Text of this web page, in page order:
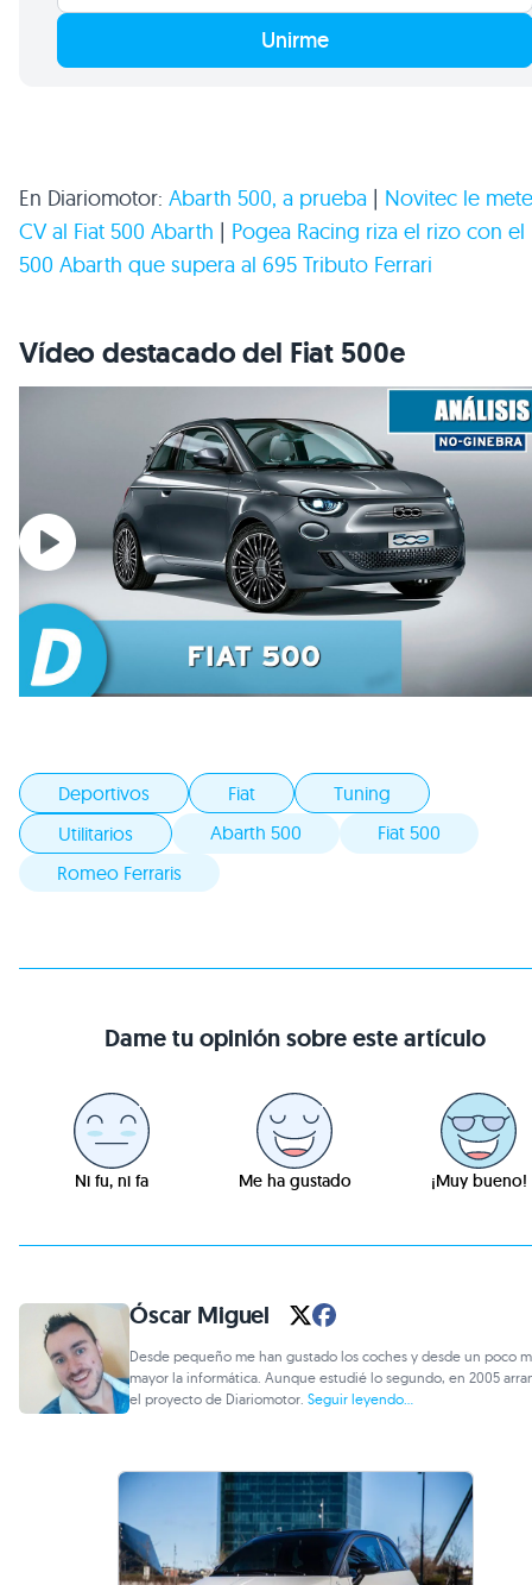
Unirme
En Diariomotor: Abarth 500, a prueba | Novitec le
CV al Fiat 500 Abarth | Pogea Racing riza el rizo con el
500 Abarth que supera al 695 Tributo Ferrari
Vídeo destacado del Fiat 500e
Deportivos Fiat
Tuning
Utilitarios
Abarth 500
Fiat 500
Romeo Ferraris
Dame tu opinión sobre este artículo
Ni fu, ni fa Me ha gustado ¡Muy bueno!
Óscar Miguel
Desde pequeño me han gustado los coches y desde un poco
mayor la informática. Aunque estudié lo segundo, en 2005
el proyecto de Diariomotor. Seguir leyendo...